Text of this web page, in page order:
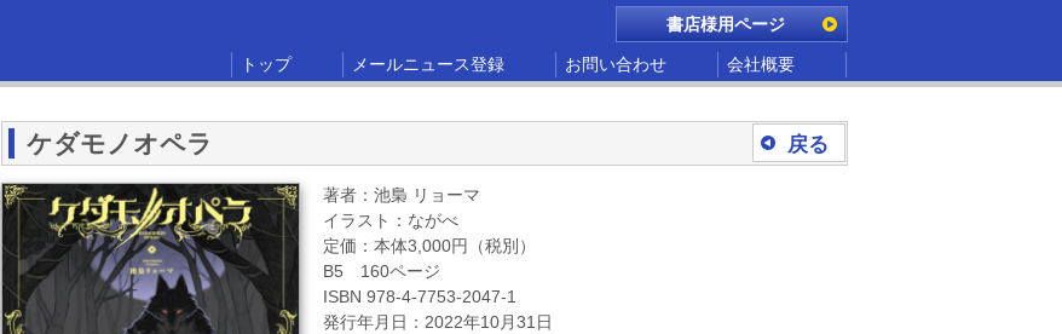
書店様用ページ
トップ メールニュース登録 お問い合わせ 会社概要
戻る
ケダモノオペラ
著者：池梟 リョーマ
イラスト：ながべ
定価：本体3,000円（税別）
B5 160ページ
ISBN 978-4-7753-2047-1
発行年月日：2022年10月31日